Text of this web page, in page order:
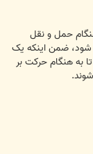
حمل و نقل
شود، ضمن اينکه يک
هنگام حرکت بر